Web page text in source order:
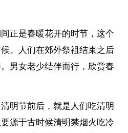
正是春暖花开的时节，这个
。人们在郊外祭祖结束之后
男女老少结伴而行，欣赏春
明节前后，就是人们吃清明
源于古时候清明禁烟火吃冷